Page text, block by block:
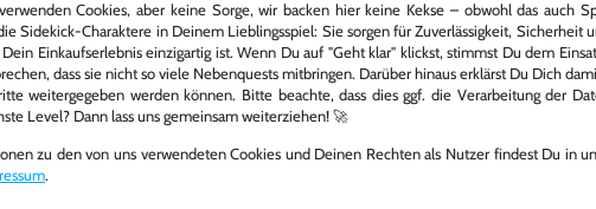
Gaming-Fans und neue Entdecker
Spielerlebnis genießen kannst,
Werkstatt von unseren Fachkräften
bei Bedarf repariert.
uns kaufst oder verkaufst, trägst du
und Games zu verlängern und damit
Cookies, aber keine Sorge, wir backen hier keine Kekse – obwohl das auch
Sidekick-Charaktere in Deinem Lieblingsspiel: Sie sorgen für Zuverlässigkeit, Sicherheit
Einkaufserlebnis einzigartig ist. Wenn Du auf "Geht klar" klickst, stimmst Du dem
dass sie nicht so viele Nebenquests mitbringen. Darüber hinaus erklärst Du Dich
weitergegeben werden können. Bitte beachte, dass dies ggf. die Verarbeitung der
Level? Dann lass uns gemeinsam weiterziehen! 🚀
zu den von uns verwendeten Cookies und Deinen Rechten als Nutzer findest Du in
.